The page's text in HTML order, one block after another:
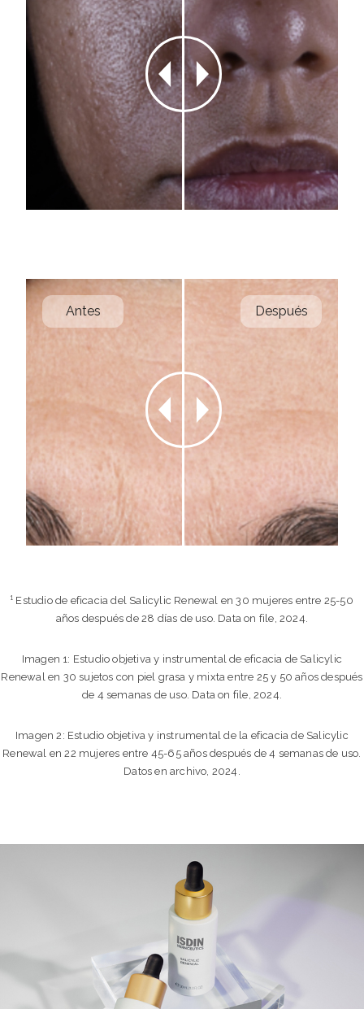
Antes Después
¹ Estudio de eficacia del Salicylic Renewal en 30 mujeres entre 25-50
años después de 28 días de uso. Data on file, 2024.
Imagen 1: Estudio objetiva y instrumental de eficacia de Salicylic
Renewal en 30 sujetos con piel grasa y mixta entre 25 y 50 años después
de 4 semanas de uso. Data on file, 2024.
Imagen 2: Estudio objetiva y instrumental de la eficacia de Salicylic
Renewal en 22 mujeres entre 45-65 años después de 4 semanas de uso.
Datos en archivo, 2024.